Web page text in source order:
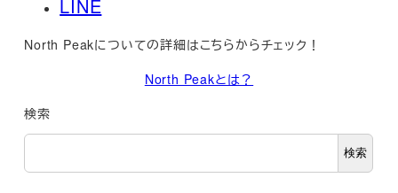
LINE
North Peakについての詳細はこちらからチェック！
North Peakとは？
検索
検索